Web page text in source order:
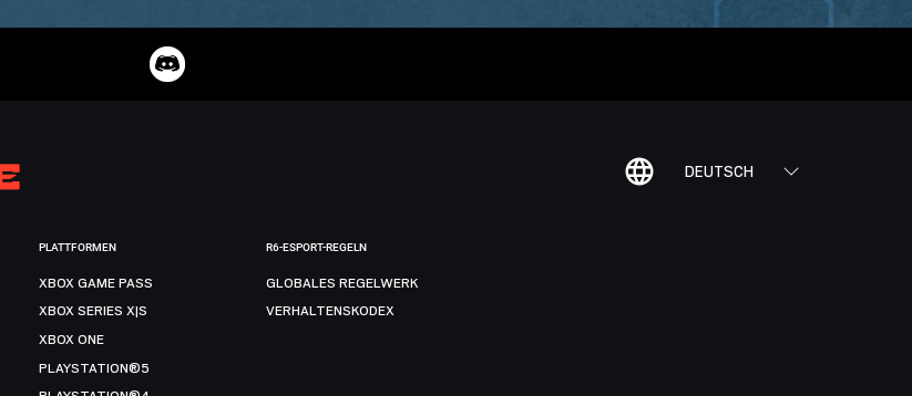
DEUTSCH
PLATTFORMEN
XBOX GAME PASS
XBOX SERIES X|S
XBOX ONE
PLAYSTATION®5
R6-ESPORT-REGELN
GLOBALES REGELWERK
VERHALTENSKODEX